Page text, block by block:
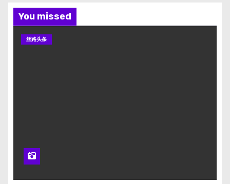
You missed
丝路头条